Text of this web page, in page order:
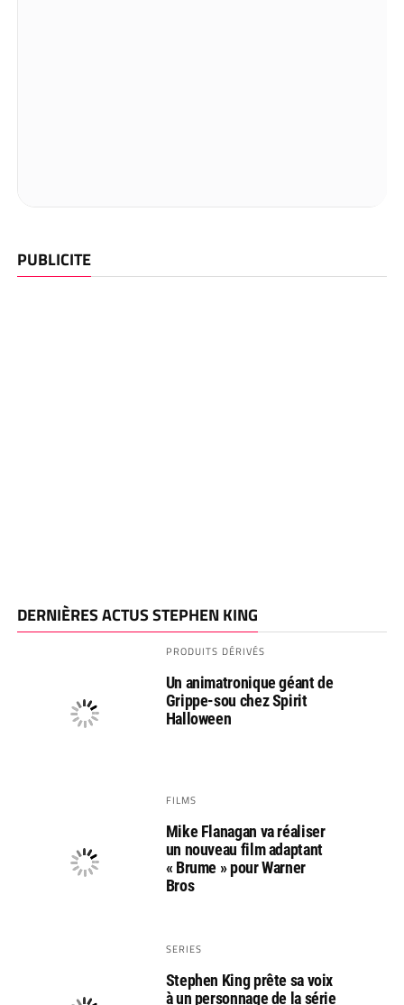
PUBLICITE
DERNIÈRES ACTUS STEPHEN KING
PRODUITS DÉRIVÉS
Un animatronique géant de
Grippe-sou chez Spirit
Halloween
FILMS
Mike Flanagan va réaliser
un nouveau film adaptant
« Brume » pour Warner
Bros
SERIES
Stephen King prête sa voix
à un personnage de la série